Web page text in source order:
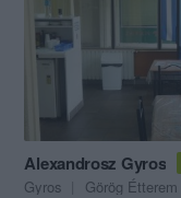
Alexandrosz Gyros
Gyros Görög Étterem